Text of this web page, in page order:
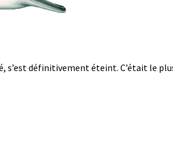
s’est définitivement éteint. C’était le